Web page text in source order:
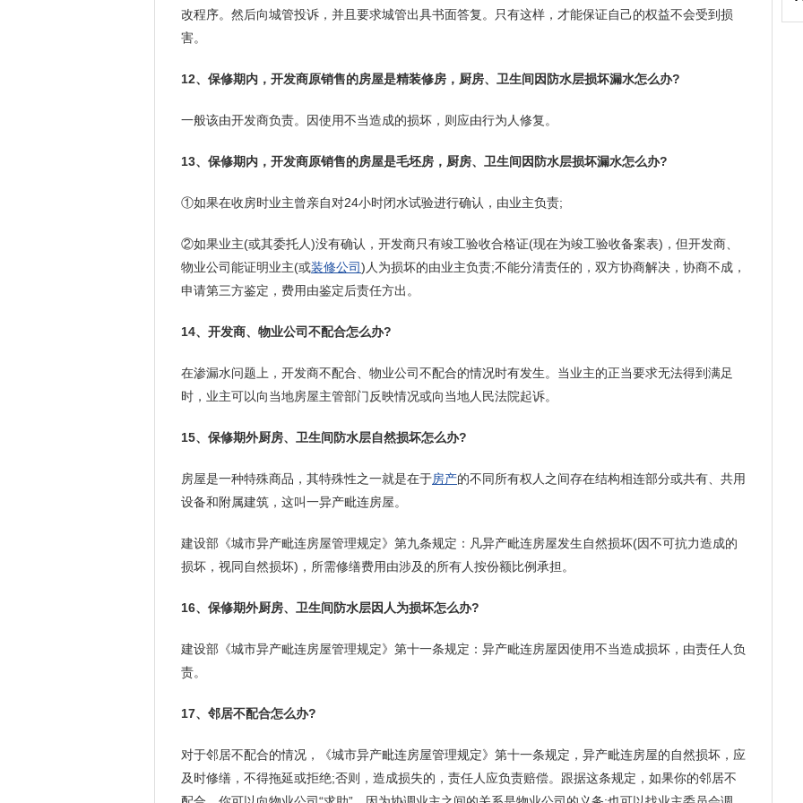
改程序。然后向城管投诉，并且要求城管出具书面答复。只有这样，才能保证自己的权益不会受到损
害。
12、保修期内，开发商原销售的房屋是精装修房，厨房、卫生间因防水层损坏漏水怎么办?
一般该由开发商负责。因使用不当造成的损坏，则应由行为人修复。
13、保修期内，开发商原销售的房屋是毛坯房，厨房、卫生间因防水层损坏漏水怎么办?
①如果在收房时业主曾亲自对24小时闭水试验进行确认，由业主负责;
②如果业主(或其委托人)没有确认，开发商只有竣工验收合格证(现在为竣工验收备案表)，但开发商、
物业公司能证明业主(或装修公司)人为损坏的由业主负责;不能分清责任的，双方协商解决，协商不成，
申请第三方鉴定，费用由鉴定后责任方出。
14、开发商、物业公司不配合怎么办?
在渗漏水问题上，开发商不配合、物业公司不配合的情况时有发生。当业主的正当要求无法得到满足
时，业主可以向当地房屋主管部门反映情况或向当地人民法院起诉。
15、保修期外厨房、卫生间防水层自然损坏怎么办?
房屋是一种特殊商品，其特殊性之一就是在于房产的不同所有权人之间存在结构相连部分或共有、共用
设备和附属建筑，这叫一异产毗连房屋。
建设部《城市异产毗连房屋管理规定》第九条规定：凡异产毗连房屋发生自然损坏(因不可抗力造成的
损坏，视同自然损坏)，所需修缮费用由涉及的所有人按份额比例承担。
16、保修期外厨房、卫生间防水层因人为损坏怎么办?
建设部《城市异产毗连房屋管理规定》第十一条规定：异产毗连房屋因使用不当造成损坏，由责任人负
责。
17、邻居不配合怎么办?
对于邻居不配合的情况，《城市异产毗连房屋管理规定》第十一条规定，异产毗连房屋的自然损坏，应
及时修缮，不得拖延或拒绝;否则，造成损失的，责任人应负责赔偿。跟据这条规定，如果你的邻居不